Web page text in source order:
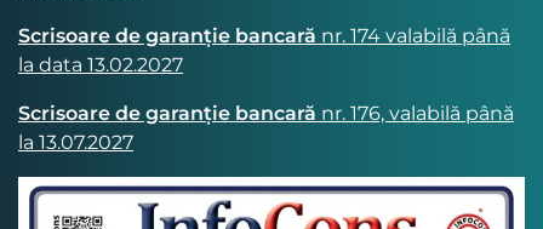
Scrisoare de garanție bancară nr. 174 valabilă până
la data 13.02.2027
Scrisoare de garanție bancară nr. 176, valabilă până
la 13.07.2027